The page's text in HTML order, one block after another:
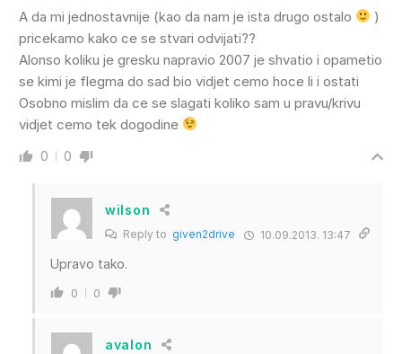
A da mi jednostavnije (kao da nam je ista drugo ostalo
)
pricekamo kako ce se stvari odvijati??
Alonso koliku je gresku napravio 2007 je shvatio i opametio
se kimi je flegma do sad bio vidjet cemo hoce li i ostati
Osobno mislim da ce se slagati koliko sam u pravu/krivu
vidjet cemo tek dogodine
0 0
wilson
Reply to given2drive 10.09.2013. 13:47
Upravo tako.
0 0
avalon